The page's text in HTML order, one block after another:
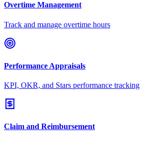
Overtime Management
Track and manage overtime hours
Performance Appraisals
KPI, OKR, and Stars performance tracking
Claim and Reimbursement